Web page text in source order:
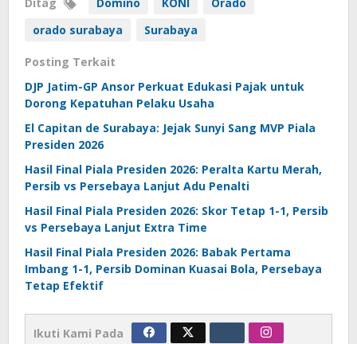
orado surabaya
Surabaya
Posting Terkait
DJP Jatim-GP Ansor Perkuat Edukasi Pajak untuk
Dorong Kepatuhan Pelaku Usaha
El Capitan de Surabaya: Jejak Sunyi Sang MVP Piala
Presiden 2026
Hasil Final Piala Presiden 2026: Peralta Kartu Merah,
Persib vs Persebaya Lanjut Adu Penalti
Hasil Final Piala Presiden 2026: Skor Tetap 1-1, Persib
vs Persebaya Lanjut Extra Time
Hasil Final Piala Presiden 2026: Babak Pertama
Imbang 1-1, Persib Dominan Kuasai Bola, Persebaya
Tetap Efektif
Ikuti Kami Pada